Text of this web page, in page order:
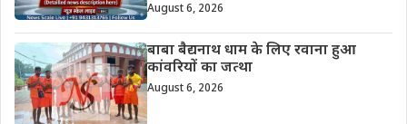
August 6, 2026
बाबा बैद्यनाथ धाम के लिए रवाना हुआ
कांवरियों का जत्था
August 6, 2026